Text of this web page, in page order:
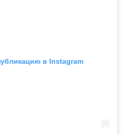
в Instagram